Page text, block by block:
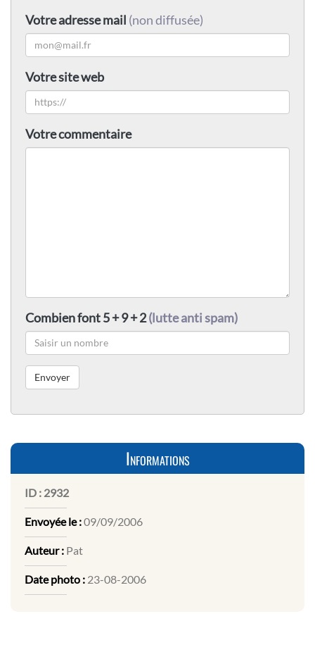
Votre adresse mail (non diffusée)
Votre site web
Votre commentaire
Combien font 5 + 9 + 2(lutte anti spam)
Informations
ID : 2932
Envoyée le :09/09/2006
Auteur : Pat
Date photo : 23-08-2006